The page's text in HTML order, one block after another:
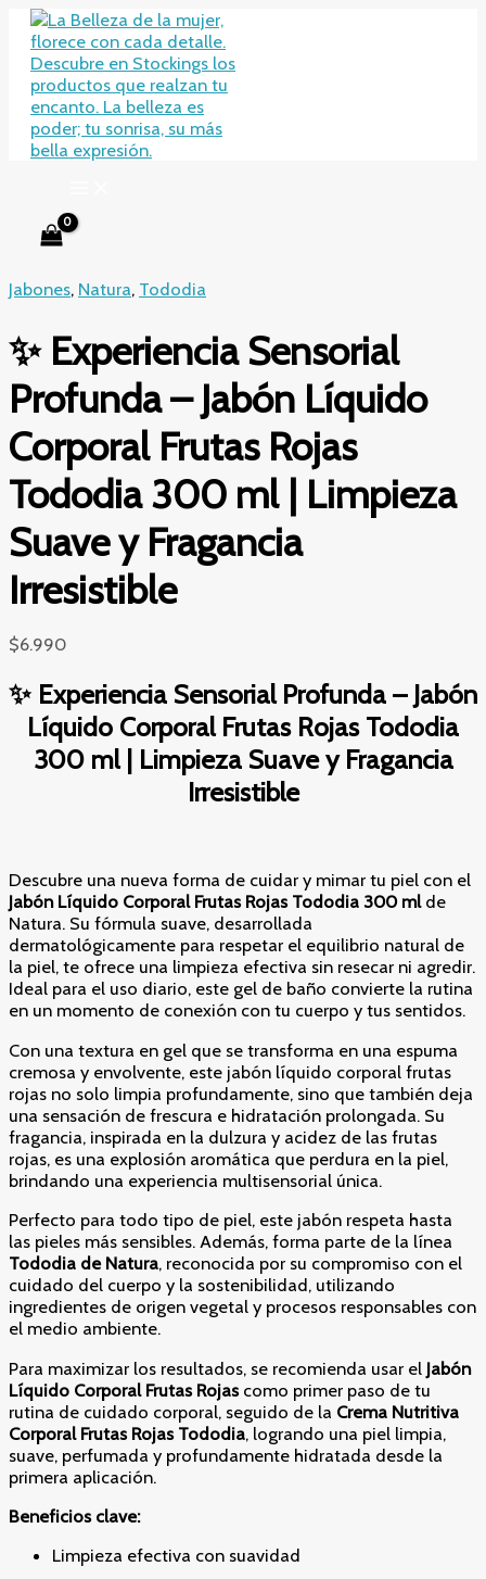
contenido
Jabones, Natura, Tododia
✨ Experiencia Sensorial
Profunda – Jabón Líquido
Corporal Frutas Rojas
Tododia 300 ml | Limpieza
Suave y Fragancia
Irresistible
$6.990
✨ Experiencia Sensorial Profunda – Jabón
Líquido Corporal Frutas Rojas Tododia
300 ml | Limpieza Suave y Fragancia
Irresistible
Descubre una nueva forma de cuidar y mimar tu piel con el
Jabón Líquido Corporal Frutas Rojas Tododia 300 mlde
Natura. Su fórmula suave, desarrollada
dermatológicamente para respetar el equilibrio natural de
la piel, te ofrece una limpieza efectiva sin resecar ni agredir.
Ideal para el uso diario, este gel de baño convierte la rutina
en un momento de conexión con tu cuerpo y tus sentidos.
Con una textura en gel que se transforma en una espuma
cremosa y envolvente, este jabón líquido corporal frutas
rojas no solo limpia profundamente, sino que también deja
una sensación de frescura e hidratación prolongada. Su
fragancia, inspirada en la dulzura y acidez de las frutas
rojas, es una explosión aromática que perdura en la piel,
brindando una experiencia multisensorial única.
Perfecto para todo tipo de piel, este jabón respeta hasta
las pieles más sensibles. Además, forma parte de la línea
Tododia de Natura, reconocida por su compromiso con el
cuidado del cuerpo y la sostenibilidad, utilizando
ingredientes de origen vegetal y procesos responsables con
el medio ambiente.
Para maximizar los resultados, se recomienda usar el Jabón
Líquido Corporal Frutas Rojascomo primer paso de tu
rutina de cuidado corporal, seguido de la Crema Nutritiva
Corporal Frutas Rojas Tododia, logrando una piel limpia,
suave, perfumada y profundamente hidratada desde la
primera aplicación.
Beneficios clave:
Limpieza efectiva con suavidad